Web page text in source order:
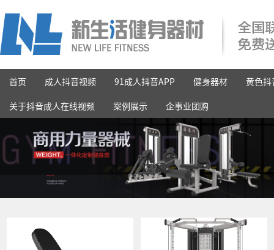
首页 成人抖音视频 91成人抖音APP 健身器材
黄色
关于抖音成人在线视频
案例展示 企事业团购